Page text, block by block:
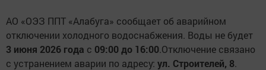
АО «ОЭЗ ППТ «Алабуга» сообщает об аварийном
отключении холодного водоснабжения. Воды не будет
3 июня 2026 года с 09:00 до 16:00.Отключение связано
с устранением аварии по адресу: ул. Строителей, 8.